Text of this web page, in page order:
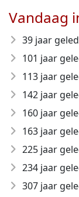
Vandaag
39 jaar
101 jaar
113 jaar
142 jaar
160 jaar
163 jaar
225 jaar
234 jaar
307 jaar